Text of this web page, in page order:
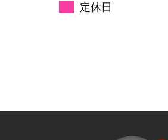
定休日